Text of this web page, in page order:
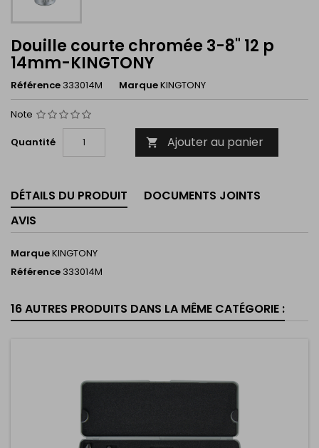
Douille courte chromée 3-8" 12 p
14mm-KINGTONY
Référence 333014M MarqueKINGTONY
Note
Quantité  Ajouter au panier
DÉTAILS DU PRODUIT
DOCUMENTS JOINTS
AVIS
MarqueKINGTONY
Référence 333014M
16 AUTRES PRODUITS DANS LA MÊME CATÉGORIE :